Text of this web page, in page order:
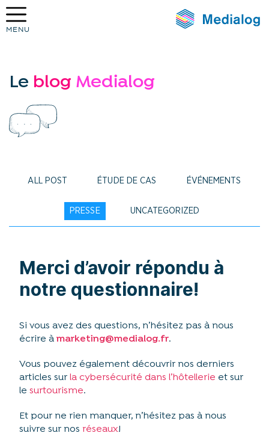
MENU
Le blog Medialog
ALL POST ÉTUDE DE CAS ÉVÉNEMENTS
PRESSE UNCATEGORIZED
Merci d’avoir répondu à
notre questionnaire!
Si vous avez des questions, n’hésitez pas à nous
écrire à marketing@medialog.fr.
Vous pouvez également découvrir nos derniers
articles sur la cybersécurité dans l’hôtellerie et sur
le surtourisme.
Et pour ne rien manquer, n’hésitez pas à nous
suivre sur nos réseaux!